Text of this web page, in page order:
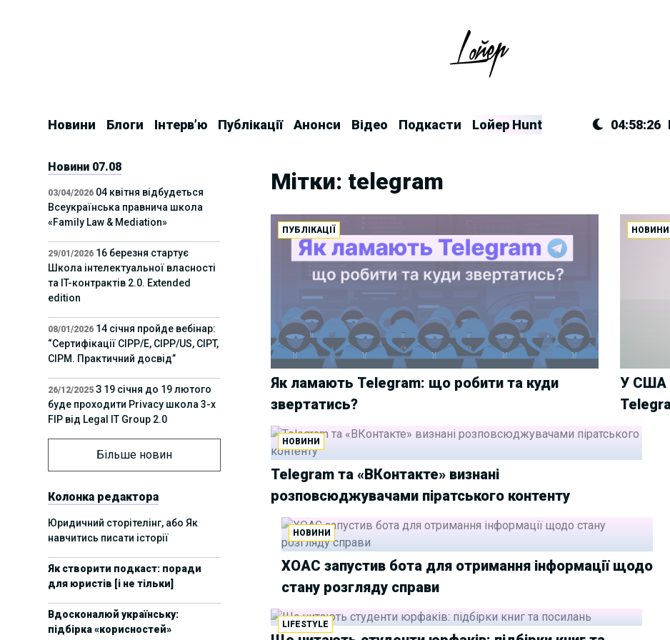
Новини Блоги Інтерв’ю Публікації Анонси Відео Подкасти Lойер Hunt 04:58:26
Мітки: telegram
ПУБЛІКАЦІЇ
Як ламають Telegram: що робити та куди
звертатись?
НОВИНИ
У США
НОВИНИ
Telegram та «ВКонтакте» визнані
розповсюджувачами піратського контенту
НОВИНИ
ХОАС запустив бота для отримання інформації щодо
стану розгляду справи
LIFESTYLE
Новини 07.08
03/04/2026 04 квітня відбудеться
Всеукраїнська правнича школа
«Family Law & Mediation»
29/01/2026 16 березня стартує
Школа інтелектуальної власності
та IT-контрактів 2.0. Extended
edition
08/01/2026 14 січня пройде вебінар:
“Сертифікації СІРР/Е, CIPP/US, CIPT,
CIPM. Практичний досвід”
26/12/2025 З 19 січня до 19 лютого
буде проходити Privacy школа 3-х
FIP від Legal IT Group 2.0
12 грудня пройде
приватність у 2026. Очікувані
05/11/2025 11 листопада пройде
вебінар “AI-агенти: прайвесі, IP
та комплаєнс ризики”
31/10/20258 листопада пройде
Форум молодих юристів України
2025
Більше новин
Колонка редактора
Юридичний сторітелінг, або Як
навчитись писати історії
Як створити подкаст: поради
для юристів [і не тільки]
Вдосконалюй українську:
підбірка «корисностей»